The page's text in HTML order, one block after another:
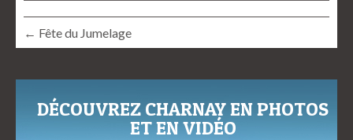
← Fête du Jumelage
DÉCOUVREZ CHARNAY EN PHOTOS
ET EN VIDÉO